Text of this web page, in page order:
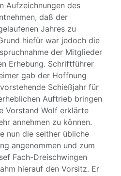
Aufzeichnungen des
daß der
Jahres zu
hiefür war jedoch die
der Mitglieder
Erhebung. Schriftführer
gab der Hoffnung
Schießjahr für
Auftrieb bringen
Vorstand Wolf erklärte
annehmen zu können.
nun die seither übliche
angenommen und zum
Fach-Dreischwingen
hierauf den Vorsitz. Er